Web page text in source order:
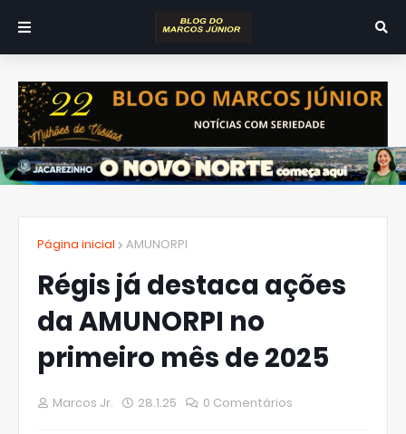
Página inicial AMUNORPI
Régis já destaca ações
da AMUNORPI no
primeiro mês de 2025
Marcos Jr. 28.1.25 0 Comentários